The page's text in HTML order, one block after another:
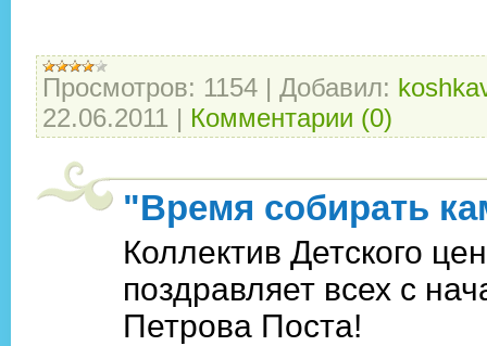
Просмотров: 1154 | Добавил:
22.06.2011 | Комментарии (0)
"Время собирать
Коллектив Детского
поздравляет всех с
Петрова Поста!